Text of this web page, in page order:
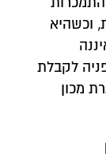
וכשהיא
לקבלת
מכון